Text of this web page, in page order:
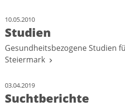
10.05.2010
Studien
Gesundheitsbezogene Studien
Steiermark
03.04.2019
Suchtberichte